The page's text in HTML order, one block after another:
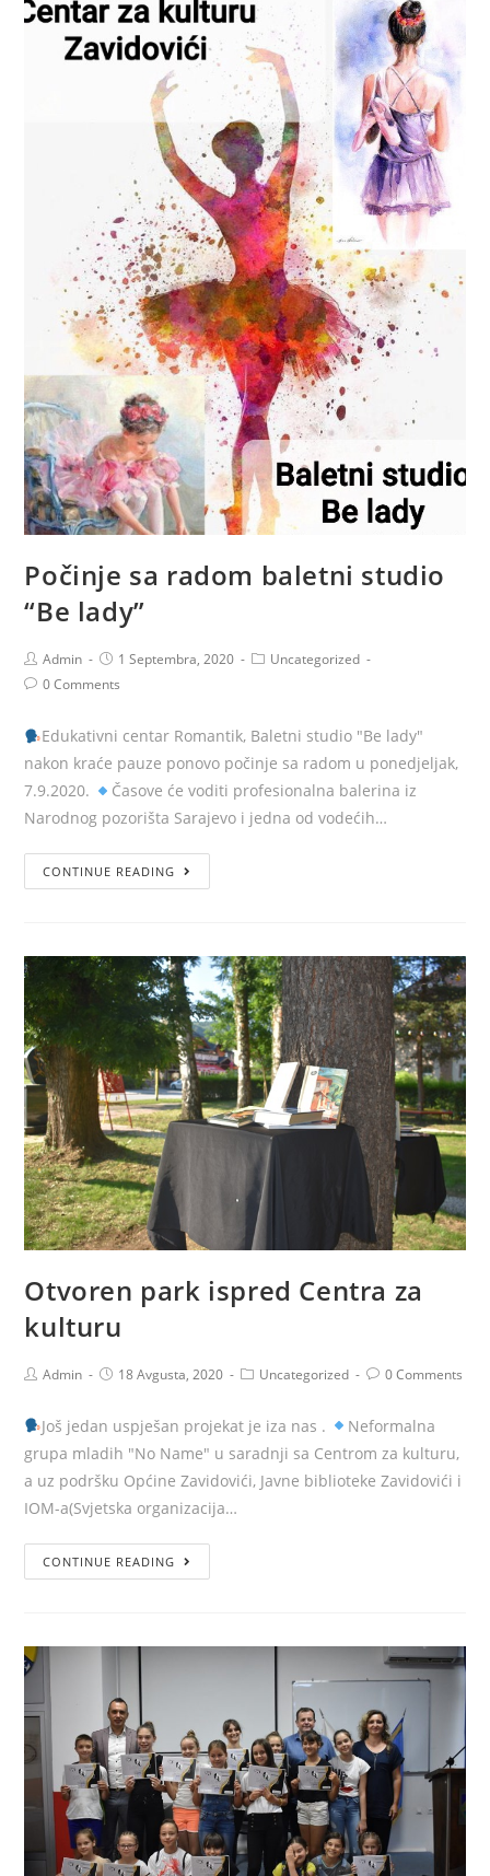
Počinje sa radom baletni studio
“Be lady”
Admin 1 Septembra, 2020
Uncategorized
0 Comments
Edukativni centar Romantik, Baletni studio "Be lady"
nakon kraće pauze ponovo počinje sa radom u ponedjeljak,
7.9.2020.
Časove će voditi profesionalna balerina iz
Narodnog pozorišta Sarajevo i jedna od vodećih…
CONTINUE READING
Otvoren park ispred Centra za
kulturu
Admin 18 Avgusta, 2020 Uncategorized 0 Comments
Još jedan uspješan projekat je iza nas .
Neformalna
grupa mladih "No Name" u saradnji sa Centrom za kulturu,
a uz podršku Općine Zavidovići, Javne biblioteke Zavidovići i
IOM-a(Svjetska organizacija…
CONTINUE READING